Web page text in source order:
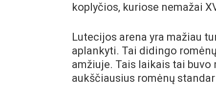
koplyčios, kuriose nemažai
Lutecijos arena yra mažiau
aplankyti. Tai didingo
amžiuje. Tais laikais tai
aukščiausius romėnų